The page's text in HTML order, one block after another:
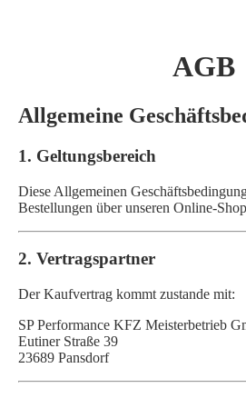
AGB
Allgemeine
1. Geltungsbereich
Diese Allgemeinen
Bestellungen über unseren Online-
2. Vertragspartner
Der Kaufvertrag kommt zustande mit:
SP Performance KFZ Meisterbetrieb
Eutiner Straße 39
23689 Pansdorf